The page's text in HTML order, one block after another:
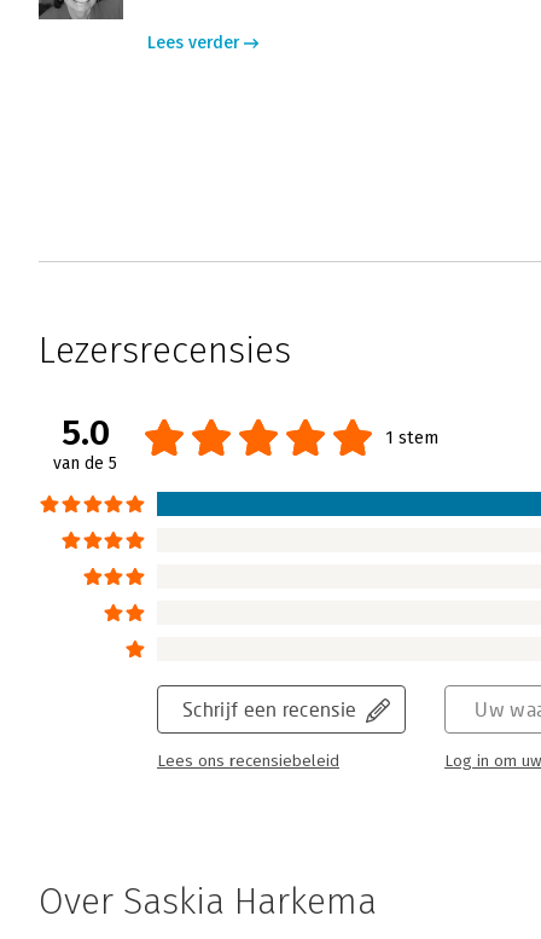
Lees verder
Lezersrecensies
5.0
van de 5
1 stem
Schrijf een recensie
Lees ons recensiebeleid
Uw
Log in om
Over Saskia Harkema